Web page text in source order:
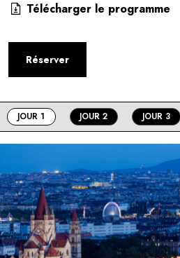
Télécharger le programme
Réserver
JOUR 1 JOUR 2 JOUR 3